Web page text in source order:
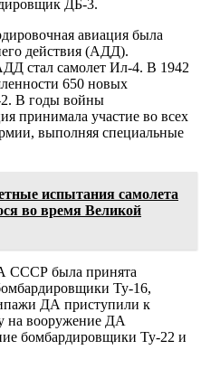
ДБ-3.
авиация была
действия (АДД).
стал самолет Ил-4. В 1942
650 новых
В годы войны
принимала участие во всех
выполняя специальные
испытания самолета
во время Великой
СССР была принята
Ту-16,
ДА приступили к
на вооружение ДА
бомбардировщики Ту-22 и